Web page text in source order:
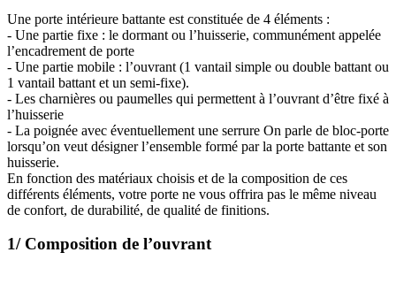
Une porte intérieure battante est constituée de 4 éléments :
- Une partie fixe : le dormant ou l’huisserie, communément appelée
l’encadrement de porte
- Une partie mobile : l’ouvrant (1 vantail simple ou double battant ou
1 vantail battant et un semi-fixe).
- Les charnières ou paumelles qui permettent à l’ouvrant d’être fixé à
l’huisserie
- La poignée avec éventuellement une serrure On parle de bloc-porte
lorsqu’on veut désigner l’ensemble formé par la porte battante et son
huisserie.
En fonction des matériaux choisis et de la composition de ces
différents éléments, votre porte ne vous offrira pas le même niveau
de confort, de durabilité, de qualité de finitions.
1/ Composition de l’ouvrant